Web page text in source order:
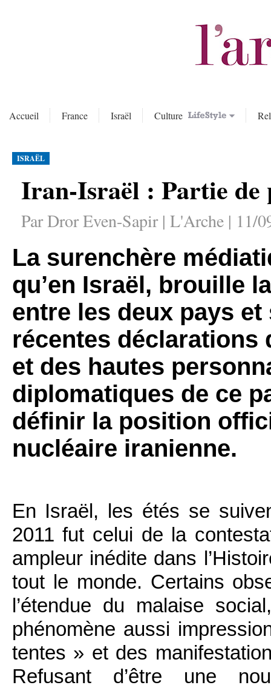
Accueil France Israël Culture
ISRAËL
Iran-Israël : Partie de
Par Dror Even-Sapir | L'Arche | 11/
La surenchère
qu’en Israël, brouille
entre les deux pays
récentes déclarations
et des hautes
diplomatiques de ce
définir la position
nucléaire iranienne.
En Israël, les étés se
2011 fut celui de la
ampleur inédite dans
tout le monde. Certains
l’étendue du malaise
phénomène aussi
tentes » et des
Refusant d’être une